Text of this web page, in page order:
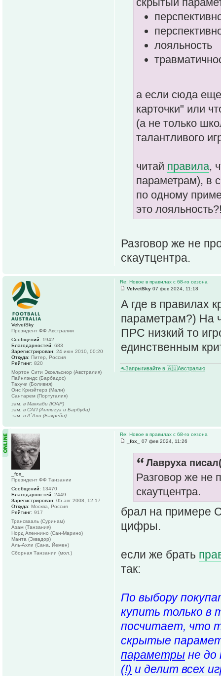
лояльность
а если сюда
карточки" или
(а не только
талантливого
читай правила,
параметрам), в
по одному
это
Разговор же не
скаутцентра.
Re: Новое в правилах с 68-го сезона
VelvetSky 07 фев 2024, 11:18
А где в правилах
параметрам?) На
ПРС низкий то
единственным
🦘Запрыгивайте в 🇦🇺Австралию
VelvetSky
Президент ФФ Австралии
Сообщений: 1942
Благодарностей: 683
Зарегистрирован: 24 июн 2010, 00:20
Откуда: Питер, Россия
Рейтинг: 820
Мортон Сити Эксельсиор (Австралия)
Пайнлэндс (Барбадос)
Тахучи (Боливия)
Онс Криэйтерз (Мали)
Сантарем (Португалия)
зам. в Маккаби (ЮАР)
зам. в САП (Антигуа и Барбуда)
зам. в А`Али (Бахрейн)
Re: Новое в правилах с 68-го сезона
_fox_
07 фев 2024, 11:26
Лавруха
Разговор же не
скаутцентра.
брал на примере
цифры.
если же брать
так:
По выбору
купить только в
посчитает, что
скрытые
параметры не до
(!) и делит всех
_fox_
Президент ФФ Танзании
Сообщений: 13470
Благодарностей: 2449
Зарегистрирован: 05 авг 2008, 12:17
Откуда: Москва, Россия
Рейтинг: 917
Трансвааль (Суринам)
Азам (Танзания)
Норд Апеннино (Сан-Марино)
Манта (Эквадор)
Аль-Ахли (Сана, Йемен)
Сборная Танзании (мол.)